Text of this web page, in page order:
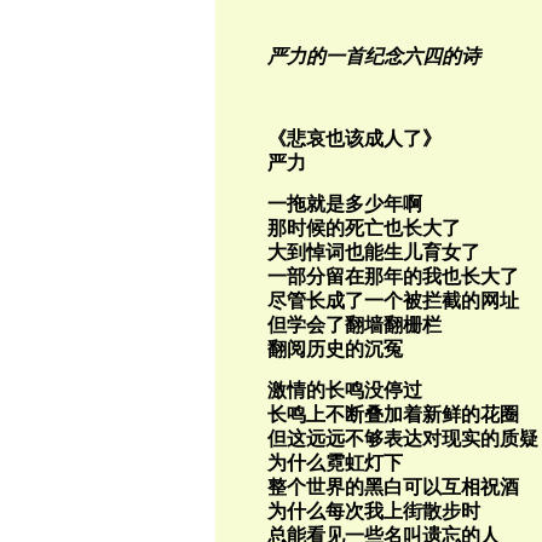
严力的一首纪念六四的诗
《悲哀也该成人了》
严力
一拖就是多少年啊
那时候的死亡也长大了
大到悼词也能生儿育女了
一部分留在那年的我也长大了
尽管长成了一个被拦截的网址
但学会了翻墙翻栅栏
翻阅历史的沉冤
激情的长鸣没停过
长鸣上不断叠加着新鲜的花圈
但这远远不够表达对现实的质疑
为什么霓虹灯下
整个世界的黑白可以互相祝酒
为什么每次我上街散步时
总能看见一些名叫遗忘的人